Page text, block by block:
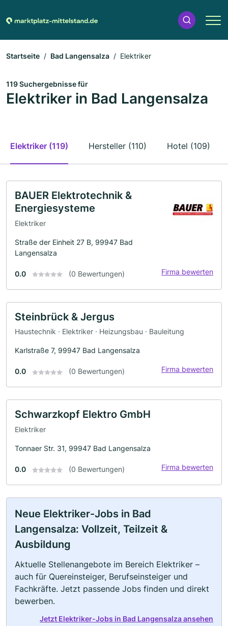
Startseite Bad Langensalza Elektriker
119 Suchergebnisse für
Elektriker in Bad Langensalza
Elektriker (119) Hersteller (110) Hotel (109)
BAUER Elektrotechnik &
Energiesysteme
Elektriker
Straße der Einheit 27 B, 99947 Bad
Langensalza
0.0 (0 Bewertungen) Firma bewerten
Steinbrück & Jergus
Haustechnik · Elektriker · Heizungsbau · Bauleitung
Karlstraße 7, 99947 Bad Langensalza
0.0 (0 Bewertungen) Firma bewerten
Schwarzkopf Elektro GmbH
Elektriker
Tonnaer Str. 31, 99947 Bad Langensalza
0.0 (0 Bewertungen) Firma bewerten
Neue Elektriker-Jobs in Bad
Langensalza: Vollzeit, Teilzeit &
Ausbildung
Aktuelle Stellenangebote im Bereich Elektriker –
auch für Quereinsteiger, Berufseinsteiger und
Fachkräfte. Jetzt passende Jobs finden und direkt
bewerben.
Jetzt Elektriker-Jobs in Bad Langensalza ansehen